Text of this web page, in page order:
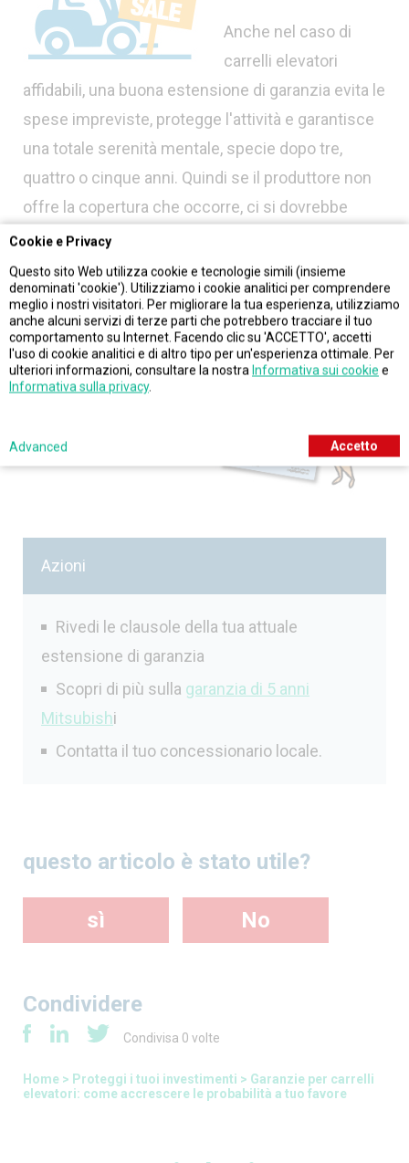
Anche nel caso di
carrelli elevatori
affidabili, una buona estensione di garanzia evita le
spese impreviste, protegge l'attività e garantisce
una totale serenità mentale, specie dopo tre,
quattro o cinque anni. Quindi se il produttore non
offre la copertura che occorre, ci si dovrebbe
chiedere perché.
Che dire dellegaranzie Mitsubishi?
Azioni
Rivedi le clausole della tua attuale
estensione di garanzia
Scopri di più sulla garanzia di 5 anni
Mitsubishi
Contatta il tuo concessionario locale.
questo articolo è stato utile?
sì No
Condividere
Condivisa 0 volte
Home > Proteggi i tuoi investimenti > Garanzie per carrelli
elevatori: come accrescere le probabilità a tuo favore
Cookie e Privacy
Questo sito Web utilizza cookie e tecnologie simili (insieme
denominati 'cookie'). Utilizziamo i cookie analitici per comprendere
meglio i nostri visitatori. Per migliorare la tua esperienza, utilizziamo
anche alcuni servizi di terze parti che potrebbero tracciare il tuo
comportamento su Internet. Facendo clic su 'ACCETTO', accetti
l'uso di cookie analitici e di altro tipo per un'esperienza ottimale. Per
ulteriori informazioni, consultare la nostraInformativa sui cookie e
Informativa sulla privacy.
Accetto
Advanced